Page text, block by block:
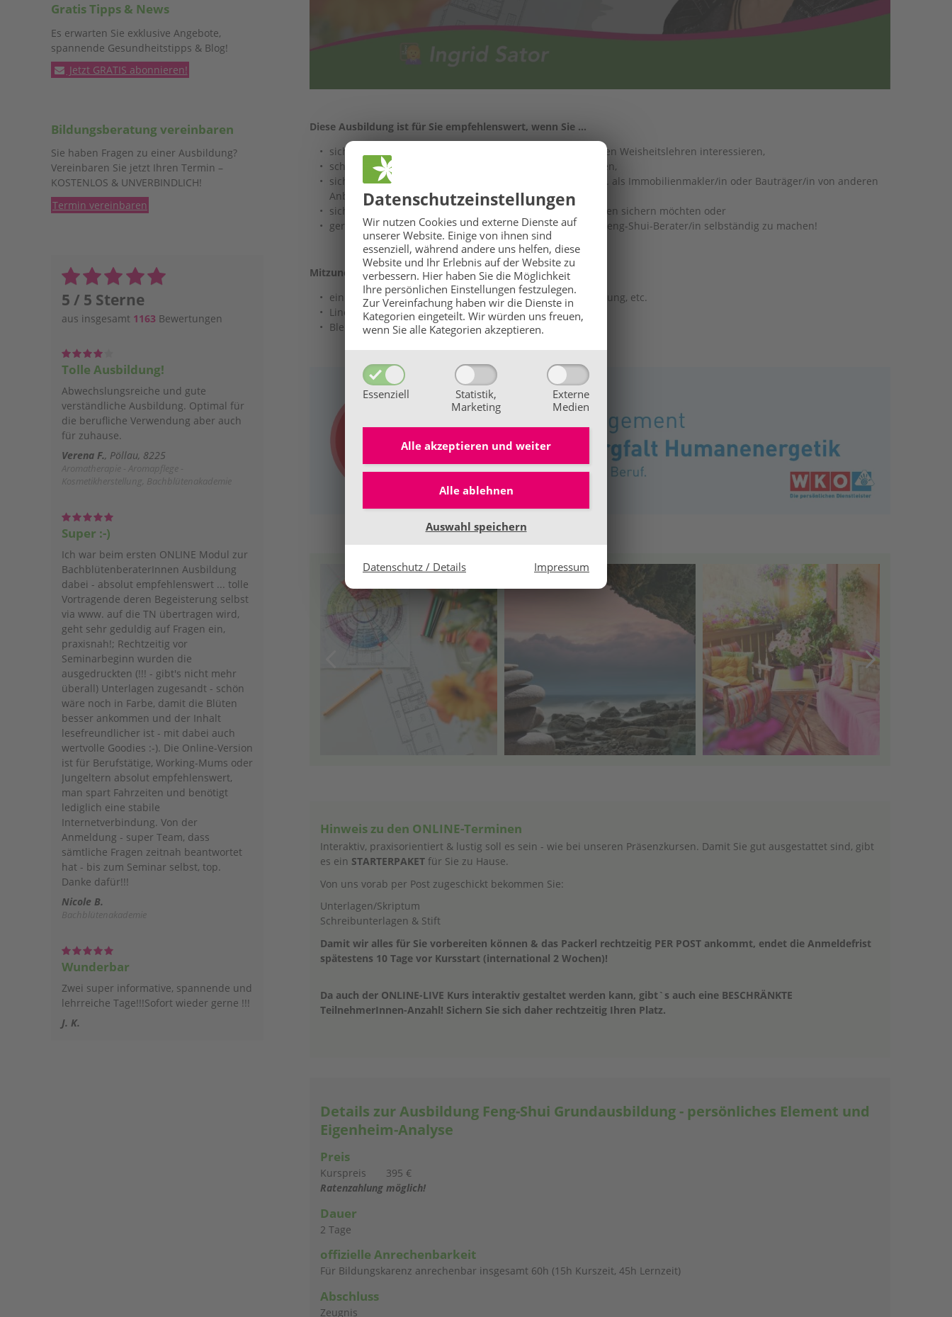
Datenschutz­einstellungen
Wir nutzen Cookies und externe Dienste auf
unserer Website. Einige von ihnen sind
essenziell, während andere uns helfen, diese
Website und Ihr Erlebnis auf der Website zu
verbessern. Hier haben Sie die Möglichkeit
Ihre persönlichen Einstellungen festzulegen.
Zur Vereinfachung haben wir die Dienste in
Kategorien eingeteilt. Wir würden uns freuen,
wenn Sie alle Kategorien akzeptieren.
Essenziell
Statistik,
Marketing
Externe
Medien
Alle akzeptieren und weiter
Alle ablehnen
Auswahl speichern
Datenschutz / Details Impressum
Popup schließen
🌞 GROSSE BaBlü® Sommeraktion🌞
Ihr Sommerbonus für Anmeldungen von 27.07. bis 16.08.2026.
👉 Hier alle Infos
Wir freuen uns auf dich!
Diese Ausbildung ist für Sie empfehlenswert, wenn Sie …
sich aus persönlichem Interesse für Feng-Shui und die alten Weisheitslehren interessieren,
schon lange überlegen, eine Feng-Shui-Beratung zu buchen,
sich für ganzheitliches Wohnen interessieren und sich z.B. als Immobilienmakler/in oder Bauträger/in von anderen
Anbietern abheben möchten,
sich durch eine Zusatzqualifikation neue berufliche Chancen sichern möchten oder
gerade beruflich neu orientieren und überlegen, sich als Feng-Shui-Berater/in selbständig zu machen!
Mitzunehmen:
ein Grundriss (idealerweise auf A3) von Ihrem Haus, Wohnung, etc.
Lineal – Geodreieck
Bleistift, Buntstifte
Hinweis zu den ONLINE-Terminen
Interaktiv, praxisorientiert & lustig soll es sein - wie bei unseren Präsenzkursen. Damit Sie gut ausgestattet sind, gibt
es ein STARTERPAKET für Sie zu Hause.
Von uns vorab per Post zugeschickt bekommen Sie:
Unterlagen/Skriptum
Schreibunterlagen & Stift
Damit wir alles für Sie vorbereiten können & das Packerl rechtzeitig PER POST ankommt, endet die Anmeldefrist
spätestens 10 Tage vor Kursstart (international 2 Wochen)!
Da auch der ONLINE-LIVE Kurs interaktiv gestaltet werden kann, gibt`s auch eine BESCHRÄNKTE
TeilnehmerInnen-Anzahl! Sichern Sie sich daher rechtzeitig Ihren Platz.
Details zur Ausbildung Feng-Shui Grundausbildung - persönliches Element und
Eigenheim-Analyse
Preis
Kurspreis
395 €
Ratenzahlung möglich!
Dauer
2 Tage
offizielle Anrechenbarkeit
Für Bildungskarenz anrechenbar insgesamt 60h (15h Kurszeit, 45h Lernzeit)
Abschluss
Zeugnis
Gratis Tipps & News
Es erwarten Sie exklusive Angebote,
spannende Gesundheitstipps & Blog!
Jetzt GRATIS abonnieren!
Bildungsberatung vereinbaren
Sie haben Fragen zu einer Ausbildung?
Vereinbaren Sie jetzt Ihren Termin –
KOSTENLOS & UNVERBINDLICH!
Termin vereinbaren
5 / 5 Sterne
aus insgesamt 1163 Bewertungen
Tolle Ausbildung!
Abwechslungsreiche und gute
verständliche Ausbildung. Optimal für
die berufliche Verwendung aber auch
für zuhause.
Verena F. Pöllau, 8225
Aromatherapie - Aromapflege -
Kosmetikherstellung, Bachblütenakademie
Super :-)
Ich war beim ersten ONLINE Modul zur
BachblütenberaterInnen Ausbildung
dabei - absolut empfehlenswert ... tolle
Vortragende deren Begeisterung selbst
via www. auf die TN übertragen wird,
geht sehr geduldig auf Fragen ein,
praxisnah!; Rechtzeitig vor
Seminarbeginn wurden die
ausgedruckten (!!! - gibt's nicht mehr
überall) Unterlagen zugesandt - schön
wäre noch in Farbe, damit die Blüten
besser ankommen und der Inhalt
lesefreundlicher ist - mit dabei auch
wertvolle Goodies :-). Die Online-Version
ist für Berufstätige, Working-Mums oder
Jungeltern absolut empfehlenswert,
man spart Fahrzeiten und benötigt
lediglich eine stabile
Internetverbindung. Von der
Anmeldung - super Team, dass
sämtliche Fragen zeitnah beantwortet
hat - bis zum Seminar selbst, top.
Danke dafür!!!
Nicole B.
Bachblütenakademie
Wunderbar
Zwei super informative, spannende und
lehrreiche Tage!!!Sofort wieder gerne !!!
J. K.